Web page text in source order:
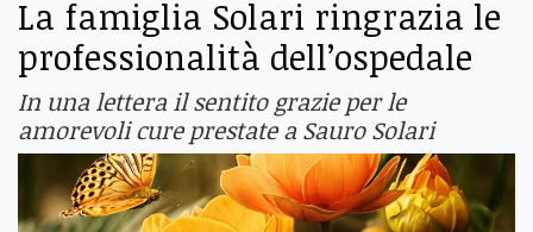
La famiglia Solari ringrazia le
professionalità dell’ospedale
In una lettera il sentito grazie per le
amorevoli cure prestate a Sauro Solari